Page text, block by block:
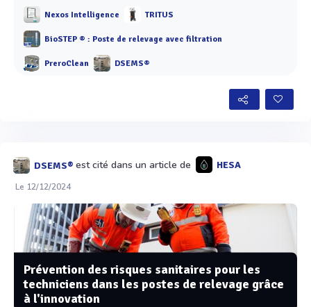
Nexos Intelligence TRITUS
BioSTEP ® : Poste de relevage avec filtration
PreroClean DSEMS®
DSEMS® est cité dans un article de HESA
Le 12/12/2024
Prévention des risques sanitaires pour les
techniciens dans les postes de relevage grâce
à l'innovation